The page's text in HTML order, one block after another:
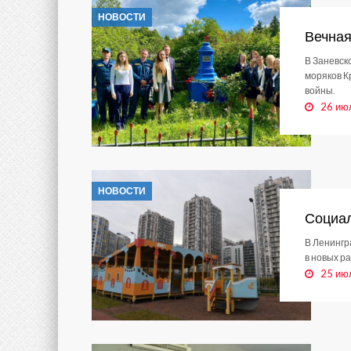
НОВОСТИ
В
моряков
войны.
26
НОВОСТИ
В
в новых
25